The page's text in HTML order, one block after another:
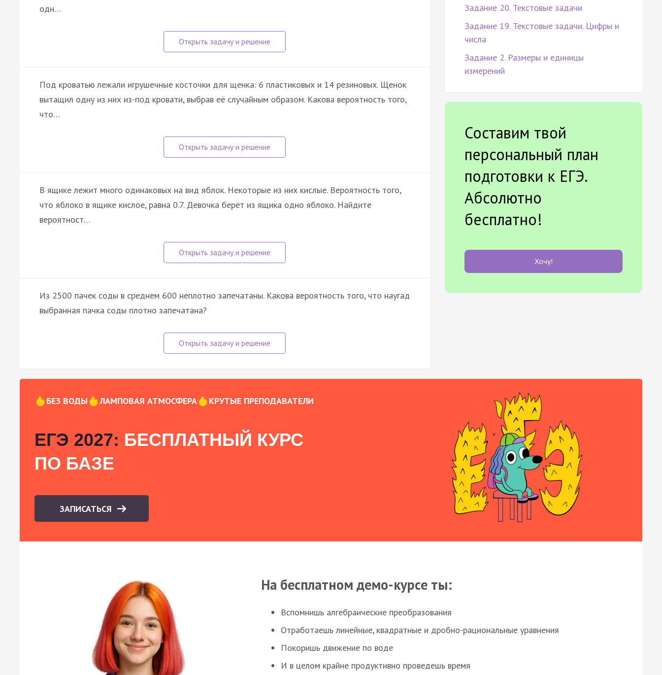
одн…
Под кроватью лежали игрушечные косточки для щенка: 6 пластиковых и 14 резиновых. Щенок
вытащил одну из них из-под кровати, выбрав её случайным образом. Какова вероятность того,
что…
В ящике лежит много одинаковых на вид яблок. Некоторые из них кислые. Вероятность того,
что яблоко в ящике кислое, равна 0.7. Девочка берёт из ящика одно яблоко. Найдите
вероятност…
Из 2500 пачек соды в среднем 600 неплотно запечатаны. Какова вероятность того, что наугад
выбранная пачка соды плотно запечатана?
Задание 20. Текстовые задачи
Задание 19. Текстовые задачи. Цифры и
числа
Задание 2. Размеры и единицы
измерений
Составим твой
персональный план
подготовки к ЕГЭ.
Абсолютно
бесплатно!
Хочу!
БЕЗ ВОДЫ ЛАМПОВАЯ АТМОСФЕРА КРУТЫЕ ПРЕПОДАВАТЕЛИ
ЕГЭ 2027: БЕСПЛАТНЫЙ КУРС
ПО БАЗЕ
ЗАПИСАТЬСЯ
На бесплатном демо-курсе ты:
Вспомнишь алгебраические преобразования
Отработаешь линейные, квадратные и дробно-рациональные уравнения
Покоришь движение по воде
И в целом крайне продуктивно проведешь время